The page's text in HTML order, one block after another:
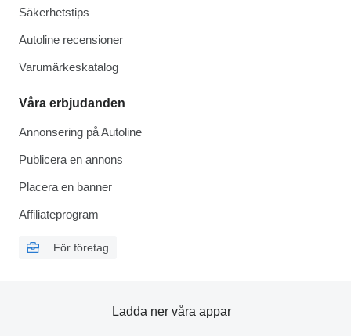
Säkerhetstips
Autoline recensioner
Varumärkeskatalog
Våra erbjudanden
Annonsering på Autoline
Publicera en annons
Placera en banner
Affiliateprogram
För företag
Ladda ner våra appar